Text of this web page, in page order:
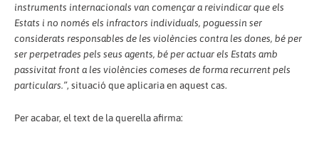
instruments internacionals van començar a reivindicar que els
Estats i no només els infractors individuals, poguessin ser
considerats responsables de les violències contra les dones, bé per
ser perpetrades pels seus agents, bé per actuar els Estats amb
passivitat front a les violències comeses de forma recurrent pels
particulars.”, situació que aplicaria en aquest cas.
Per acabar, el text de la querella afirma: